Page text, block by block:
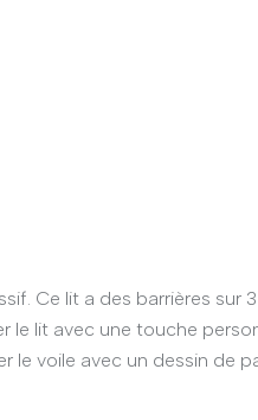
Ce lit a des barrières sur
lit avec une touche
le voile avec un dessin de